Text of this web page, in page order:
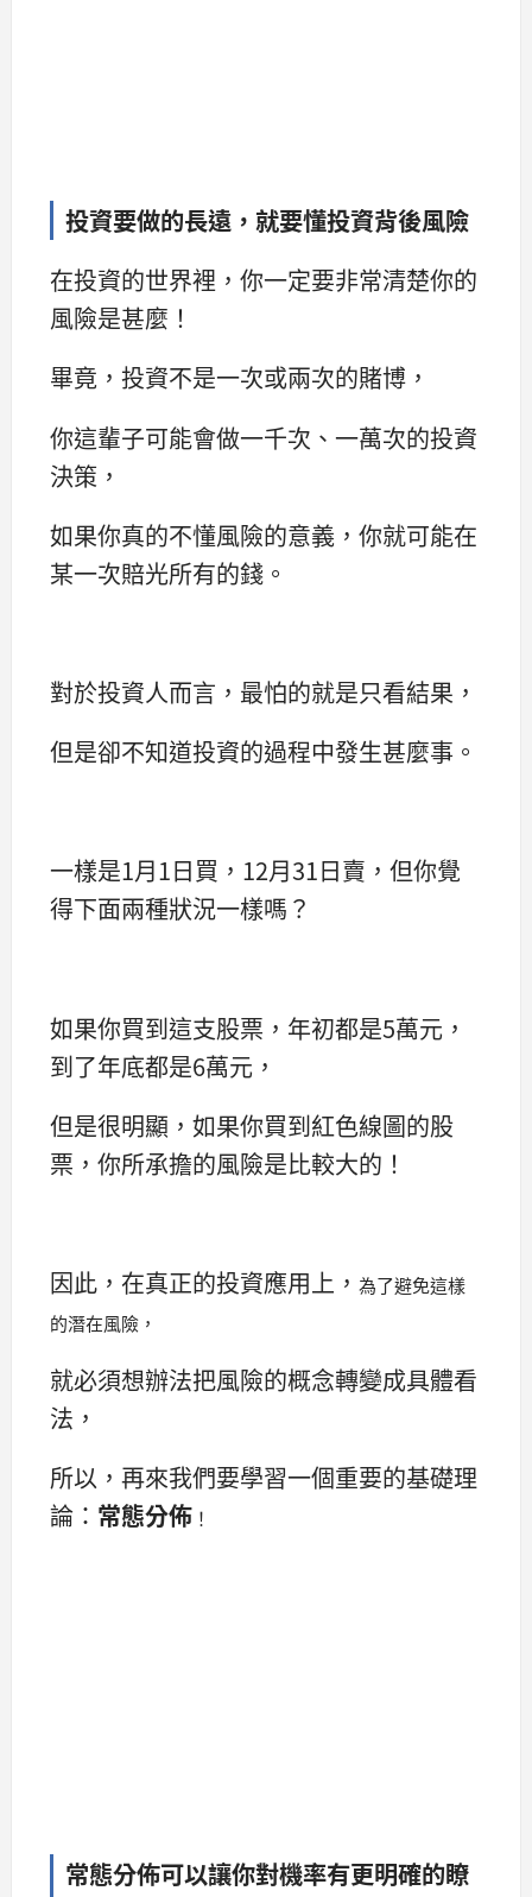
投資要做的長遠，就要懂投資背後風險
在投資的世界裡，你一定要非常清楚你的
風險是甚麼！
畢竟，投資不是一次或兩次的賭博，
你這輩子可能會做一千次、一萬次的投資
決策，
如果你真的不懂風險的意義，你就可能在
某一次賠光所有的錢。
對於投資人而言，最怕的就是只看結果，
但是卻不知道投資的過程中發生甚麼事。
一樣是1月1日買，12月31日賣，但你覺
得下面兩種狀況一樣嗎？
如果你買到這支股票，年初都是5萬元，
到了年底都是6萬元，
但是很明顯，如果你買到紅色線圖的股
票，你所承擔的風險是比較大的！
因此，在真正的投資應用上， 為了避免這樣
的潛在風險，
就必須想辦法把風險的概念轉變成具體看
法，
所以，再來我們要學習一個重要的基礎理
論： 常態分佈 ！
常態分佈可以讓你對機率有更明確的瞭